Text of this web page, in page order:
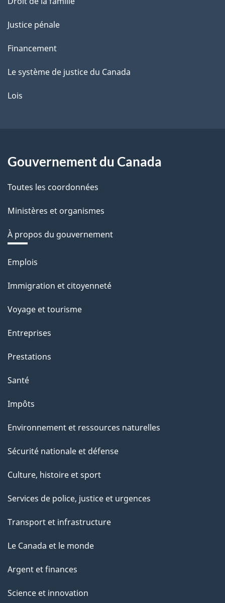
Justice pénale
Financement
Le système de justice du Canada
Lois
Gouvernement du Canada
Toutes les coordonnées
Ministères et organismes
À propos du gouvernement
Thèmes
sujets
Emplois
Immigration et citoyenneté
Voyage et tourisme
Entreprises
Prestations
Santé
Impôts
Environnement et ressources naturelles
Sécurité nationale et défense
Culture, histoire et sport
Services de police, justice et urgences
Transport et infrastructure
Le Canada et le monde
Argent et finances
Science et innovation